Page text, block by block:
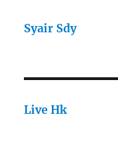
Syair Sdy
Live Hk